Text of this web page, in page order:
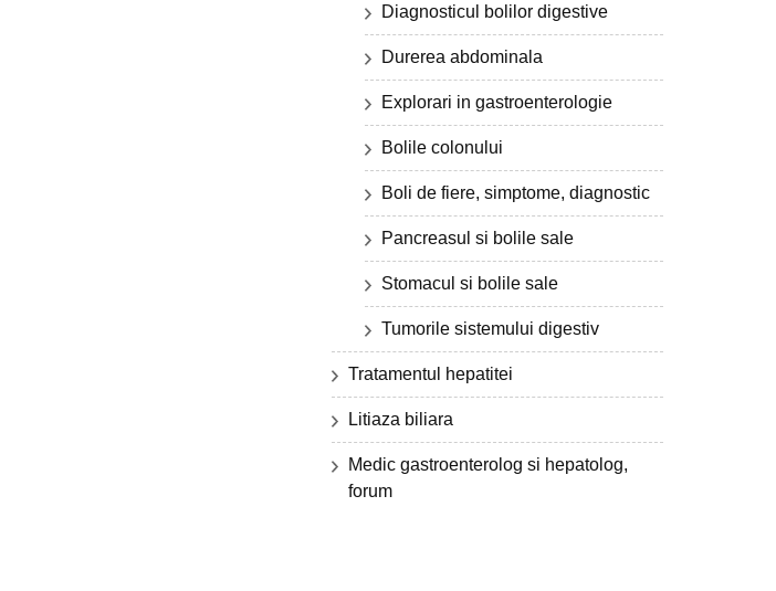
Diagnosticul bolilor digestive
Durerea abdominala
Explorari in gastroenterologie
Bolile colonului
Boli de fiere, simptome, diagnostic
Pancreasul si bolile sale
Stomacul si bolile sale
Tumorile sistemului digestiv
Tratamentul hepatitei
Litiaza biliara
Medic gastroenterolog si hepatolog,
forum